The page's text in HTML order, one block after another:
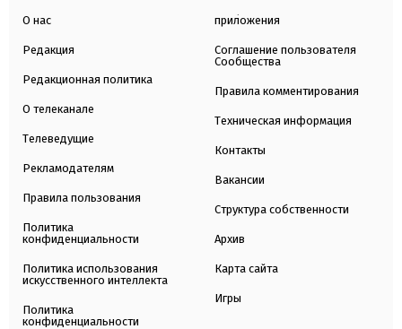
О нас
Редакция
Редакционная политика
О телеканале
Телеведущие
Рекламодателям
Правила пользования
Политика
конфиденциальности
Политика использования
искусственного интеллекта
Политика
конфиденциальности
приложения
Соглашение пользователя
Сообщества
Правила комментирования
Техническая информация
Контакты
Вакансии
Структура собственности
Архив
Карта сайта
Игры